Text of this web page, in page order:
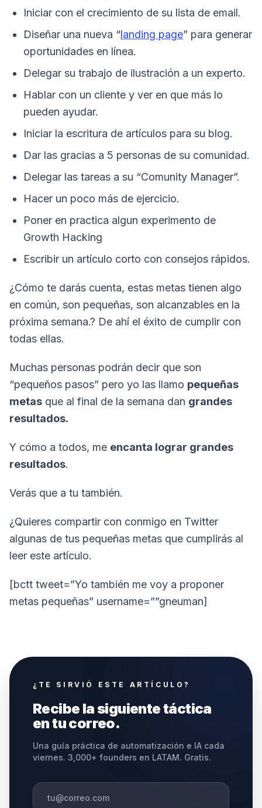
Iniciar con el crecimiento de su lista de email.
Diseñar una nueva “landing page” para generar
oportunidades en línea.
Delegar su trabajo de ilustración a un experto.
Hablar con un cliente y ver en que más lo
pueden ayudar.
Iniciar la escritura de artículos para su blog.
Dar las gracias a 5 personas de su comunidad.
Delegar las tareas a su “Comunity Manager”.
Hacer un poco más de ejercicio.
Poner en practica algun experimento de
Growth Hacking
Escribir un artículo corto con consejos rápidos.
¿Cómo te darás cuenta, estas metas tienen algo
en común, son pequeñas, son alcanzables en la
próxima semana.? De ahí el éxito de cumplir con
todas ellas.
Muchas personas podrán decir que son
“pequeños pasos” pero yo las llamo pequeñas
metas que al final de la semana dan grandes
resultados.
Y cómo a todos, me encanta lograr grandes
resultados.
Verás que a tu también.
¿Quieres compartir con conmigo en Twitter
algunas de tus pequeñas metas que cumplirás al
leer este artículo.
[bctt tweet=”Yo también me voy a proponer
metas pequeñas” username=””gneuman]
¿TE SIRVIÓ ESTE ARTÍCULO?
Recibe la siguiente táctica
en tu correo.
Una guía práctica de automatización e IA cada
viernes. 3,000+ founders en LATAM. Gratis.